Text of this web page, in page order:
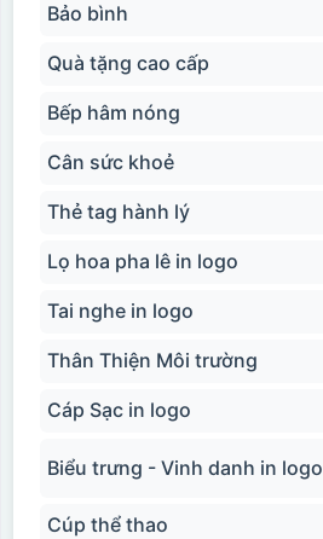
Bảo bình
Quà tặng cao cấp
Bếp hâm nóng
Cân sức khoẻ
Thẻ tag hành lý
Lọ hoa pha lê in logo
Tai nghe in logo
Thân Thiện Môi trường
Cáp Sạc in logo
Biểu trưng - Vinh danh in logo
Cúp thể thao